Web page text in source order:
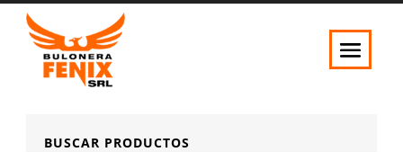
BUSCAR PRODUCTOS